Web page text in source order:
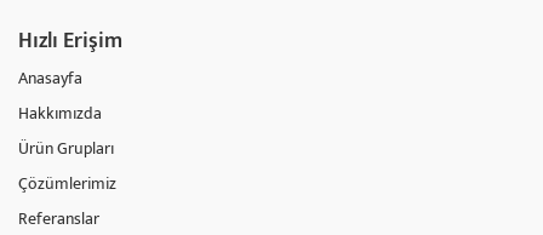
Hızlı Erişim
Anasayfa
Hakkımızda
Ürün Grupları
Çözümlerimiz
Referanslar